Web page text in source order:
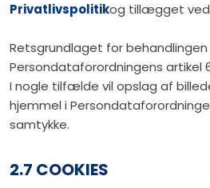
Privatlivspolitik​og tillægget
Retsgrundlaget for behandlingen
Persondataforordningens artikel
I nogle tilfælde vil opslag af
hjemmel i
samtykke.
2.7 COOKIES